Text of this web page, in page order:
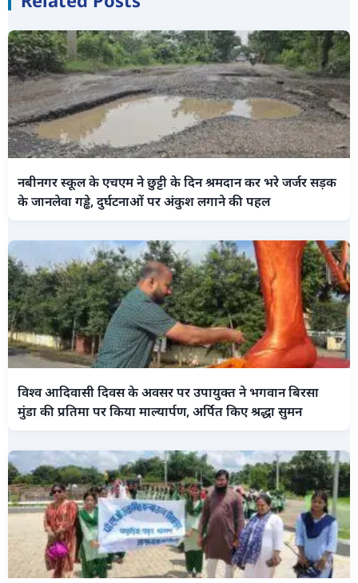
नबीनगर स्कूल के एचएम ने छुट्टी के दिन श्रमदान कर भरे जर्जर सड़क
के जानलेवा गड्ढे, दुर्घटनाओं पर अंकुश लगाने की पहल
विश्व आदिवासी दिवस के अवसर पर उपायुक्त ने भगवान बिरसा
मुंडा की प्रतिमा पर किया माल्यार्पण, अर्पित किए श्रद्धा सुमन